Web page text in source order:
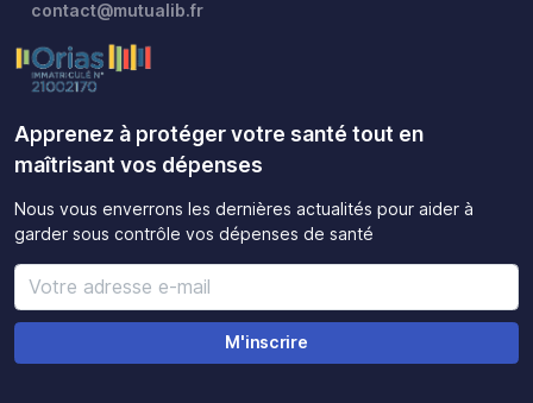
contact@mutualib.fr
Apprenez à protéger votre santé tout en
maîtrisant vos dépenses
Nous vous enverrons les dernières actualités pour aider à
garder sous contrôle vos dépenses de santé
M'inscrire